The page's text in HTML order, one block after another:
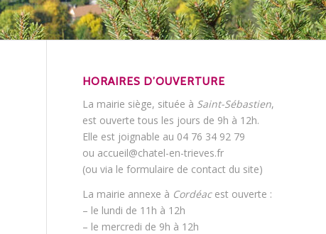
HORAIRES D’OUVERTURE
La mairie siège, située à Saint-Sébastien,
est ouverte tous les jours de 9h à 12h.
Elle est joignable au 04 76 34 92 79
ou accueil@chatel-en-trieves.fr
(ou via le formulaire de contact du site)
La mairie annexe à Cordéacest ouverte :
– le lundi de 11h à 12h
– le mercredi de 9h à 12h